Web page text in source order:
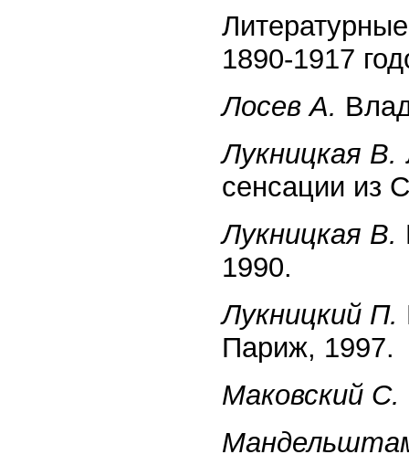
1890-1917
Лосев А.
Лукницкая В.
сенсации из
Лукницкая В.
1990.
Лукницкий П.
Париж, 1997.
Маковский С.